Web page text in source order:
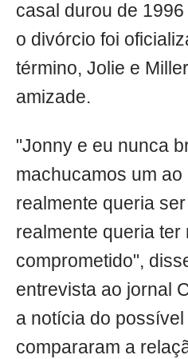
casal durou de
o divórcio foi
término, Jolie e
amizade.
"Jonny e eu nunca
machucamos um ao
realmente queria
realmente queria ter
comprometido",
entrevista ao jornal
a notícia do
compararam a